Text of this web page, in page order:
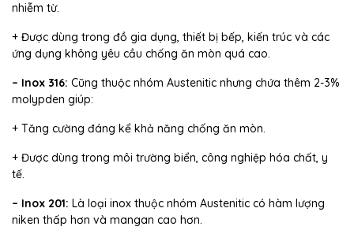
nhiễm từ.
+ Được dùng trong đồ gia dụng, thiết bị bếp, kiến trúc và các
ứng dụng không yêu cầu chống ăn mòn quá cao.
– Inox 316: Cũng thuộc nhóm Austenitic nhưng chứa thêm 2-3%
molypden giúp:
+ Tăng cường đáng kể khả năng chống ăn mòn.
+ Được dùng trong môi trường biển, công nghiệp hóa chất, y
tế.
– Inox 201: Là loại inox thuộc nhóm Austenitic có hàm lượng
niken thấp hơn và mangan cao hơn.